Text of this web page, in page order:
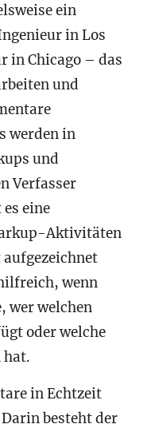
ein
in Los
in Chicago – das
und
werden in
und
Verfasser
eine
Aktivitäten
wenn
wer welchen
oder welche
hat.
in Echtzeit
besteht der